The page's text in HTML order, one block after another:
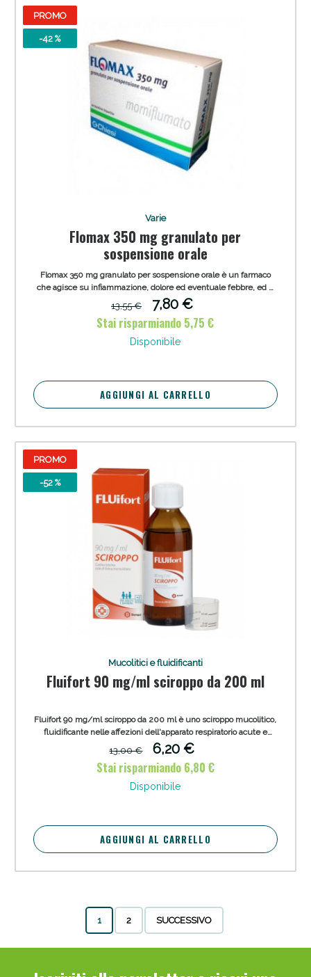
PROMO
-42 %
Varie
Flomax 350 mg granulato per
sospensione orale
Flomax 350 mg granulato per sospensione orale è un farmaco
che agisce su infiammazione, dolore ed eventuale febbre, ed è
indicato per trattare infiammazioni di gola (faringiti, laringiti),
orecchio (otiti), seni paranasali (sinusiti) e tonsille (tonsilliti).
13,55 €
7,80 €
Stai risparmiando 5,75 €
Disponibile
AGGIUNGI AL CARRELLO
PROMO
-52 %
Mucolitici e fluidificanti
Fluifort 90 mg/ml sciroppo da 200 ml
Fluifort 90 mg/ml sciroppo da 200 ml è uno sciroppo mucolitico,
fluidificante nelle affezioni dell'apparato respiratorio acute e
croniche. Adatto per adulti e bambini dai due anni in poi.
13,00 €
6,20 €
Stai risparmiando 6,80 €
Disponibile
AGGIUNGI AL CARRELLO
1 2 SUCCESSIVO